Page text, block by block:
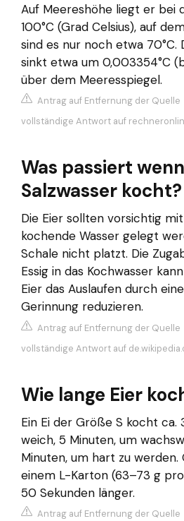
Auf Meereshöhe liegt er bei
100°C (Grad Celsius), auf
sind es nur noch etwa 70°C.
sinkt etwa um 0,003354°C
über dem Meeresspiegel.
Antrag auf Entfernung der Quelle
vollständige Antwort auf
Was passiert
Salzwasser kocht?
Die Eier sollten vorsichtig
kochende Wasser gelegt
Schale nicht platzt. Die
Essig in das Kochwasser
Eier das Auslaufen durch
Gerinnung reduzieren.
Antrag auf Entfernung der Quelle
vollständige Antwort auf
Wie lange Eier
Ein Ei der Größe S kocht ca.
weich, 5 Minuten, um
Minuten, um hart zu werden.
einem L-Karton (63–73 g
50 Sekunden länger.
Antrag auf Entfernung der Quelle